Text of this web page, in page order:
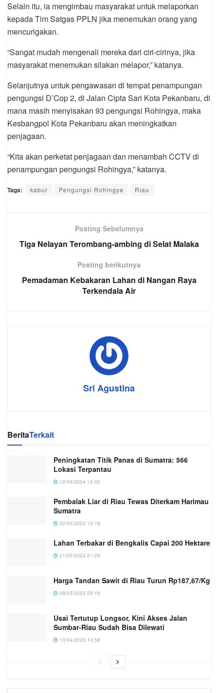
Selain itu, ia mengimbau masyarakat untuk melaporkan
kepada Tim Satgas PPLN jika menemukan orang yang
mencurigakan.
“Sangat mudah mengenali mereka dari ciri-cirinya, jika
masyarakat menemukan silakan melapor,” katanya.
Selanjutnya untuk pengawasan di tempat penampungan
pengungsi D’Cop 2, di Jalan Cipta Sari Kota Pekanbaru, di
mana masih menyisakan 93 pengungsi Rohingya, maka
Kesbangpol Kota Pekanbaru akan meningkatkan
penjagaan.
“Kita akan perketat penjagaan dan menambah CCTV di
penampungan pengungsi Rohingya,” katanya.
Tags: kabur Pengungsi Rohingya Riau
Posting Sebelumnya
Tiga Nelayan Terombang-ambing di Selat Malaka
Posting berikutnya
Pemadaman Kebakaran Lahan di Nangan Raya
Terkendala Air
Sri Agustina
BeritaTerkait
Peningkatan Titik Panas di Sumatra: 566
Lokasi Terpantau
12/09/2024 15:00
Pembalak Liar di Riau Tewas Diterkam Harimau
Sumatra
22/05/2023 13:16
Lahan Terbakar di Bengkalis Capai 200 Hektare
21/05/2023 21:28
Harga Tandan Sawit di Riau Turun Rp187,67/Kg
09/05/2023 20:18
Usai Tertutup Longsor, Kini Akses Jalan
Sumbar-Riau Sudah Bisa Dilewati
13/04/2023 14:58